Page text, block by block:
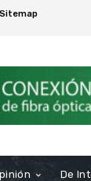
Sitemap
De